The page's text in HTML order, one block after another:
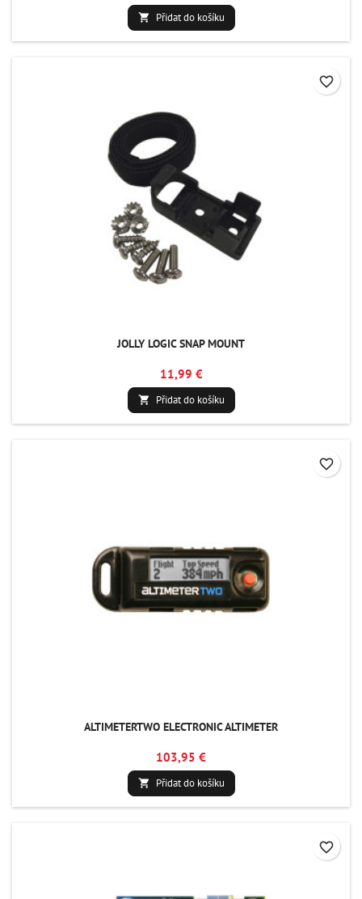
 Přidat do košíku
JOLLY LOGIC SNAP MOUNT
11,99 €
 Přidat do košíku
favorite_border
ALTIMETERTWO ELECTRONIC ALTIMETER
103,95 €
 Přidat do košíku
favorite_border
favorite_border